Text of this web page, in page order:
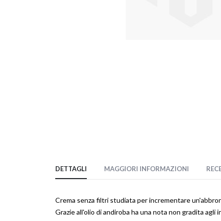
DETTAGLI
Crema senza filtri studiata per incrementare
Grazie all'olio di andiroba ha una nota non gradita
MAGGIORI INFORMAZIONI